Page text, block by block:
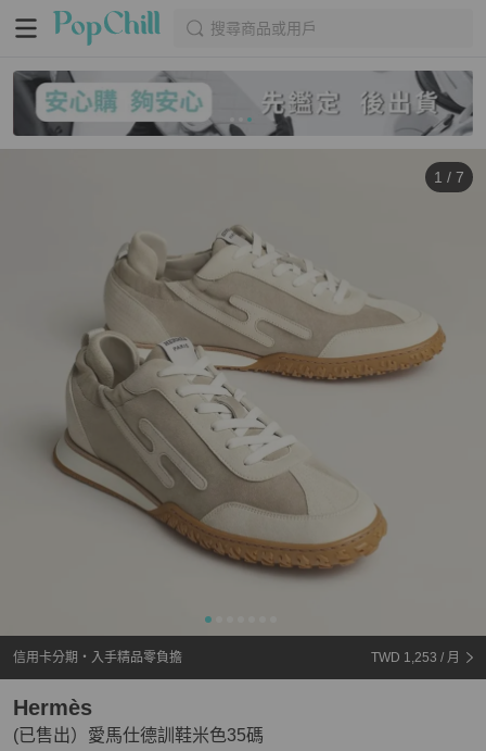
搜尋商品或用戶
1 / 7
信用卡分期・入手精品零負擔 TWD 1,253 / 月
(已售出）愛馬仕德訓鞋米色35碼
Hermès